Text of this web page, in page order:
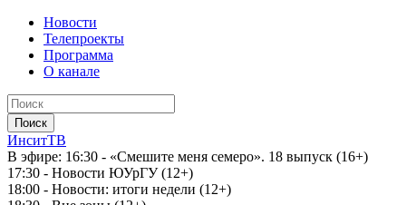
Новости
Телепроекты
Программа
О канале
ИнситТВ
В эфире: 16:30 - «Смешите меня семеро». 18 выпуск (16+)
17:30 - Новости ЮУрГУ (12+)
18:00 - Новости: итоги недели (12+)